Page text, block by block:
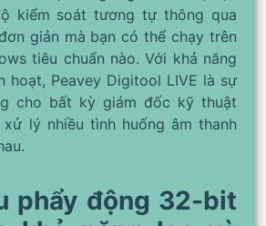
kiểm soát tương tự thông qua
giản mà bạn có thể chạy trên
tiêu chuẩn nào. Với khả năng
hoạt, Peavey Digitool LIVE là sự
cho bất kỳ giám đốc kỹ thuật
lý nhiều tình huống âm thanh
phẩy động 32-bit